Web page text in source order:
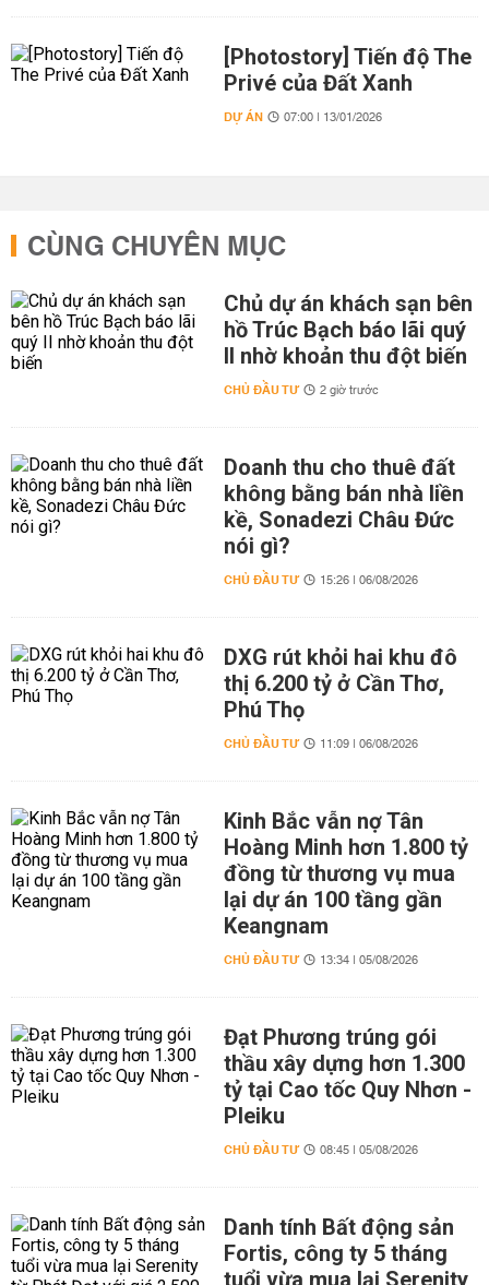
[Photostory] Tiến độ The
Privé của Đất Xanh
DỰ ÁN 07:00 | 13/01/2026
CÙNG CHUYÊN MỤC
Chủ dự án khách sạn bên
hồ Trúc Bạch báo lãi quý
II nhờ khoản thu đột biến
CHỦ ĐẦU TƯ 2 giờ trước
Doanh thu cho thuê đất
không bằng bán nhà liền
kề, Sonadezi Châu Đức
nói gì?
CHỦ ĐẦU TƯ 15:26 | 06/08/2026
DXG rút khỏi hai khu đô
thị 6.200 tỷ ở Cần Thơ,
Phú Thọ
CHỦ ĐẦU TƯ 11:09 | 06/08/2026
Kinh Bắc vẫn nợ Tân
Hoàng Minh hơn 1.800 tỷ
đồng từ thương vụ mua
lại dự án 100 tầng gần
Keangnam
CHỦ ĐẦU TƯ 13:34 | 05/08/2026
Đạt Phương trúng gói
thầu xây dựng hơn 1.300
tỷ tại Cao tốc Quy Nhơn -
Pleiku
CHỦ ĐẦU TƯ 08:45 | 05/08/2026
Danh tính Bất động sản
Fortis, công ty 5 tháng
tuổi vừa mua lại Serenity